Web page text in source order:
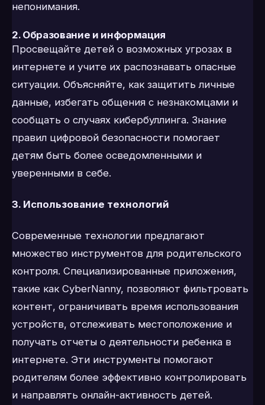
непонимания.
2. Образование и информация
Просвещайте детей о возможных угрозах в
интернете и учите их распознавать опасные
ситуации. Объясняйте, как защитить личные
данные, избегать общения с незнакомцами и
сообщать о случаях кибербуллинга. Знание
правил цифровой безопасности помогает
детям быть более осведомленными и
уверенными в себе.
3. Использование технологий
Современные технологии предлагают
множество инструментов для родительского
контроля. Специализированные приложения,
такие как CyberNanny, позволяют фильтровать
контент, ограничивать время использования
устройств, отслеживать местоположение и
получать отчеты о деятельности ребенка в
интернете. Эти инструменты помогают
родителям более эффективно контролировать
и направлять онлайн-активность детей.